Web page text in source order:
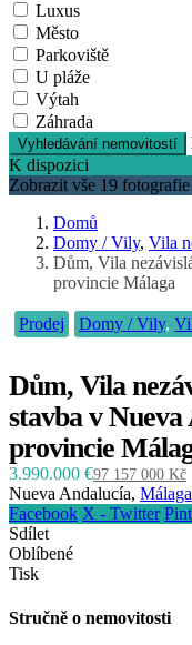
Luxus
Město
Parkoviště
U pláže
Výtah
Záhrada
Vyhledávání nemovitostí
K dispozici
Zobrazit vše 19 fotografie
Domů
Domy / Vily,Vila
Dům, Vila
provincie Málaga
Prodej Domy / Vily,
Dům, Vila
stavba v
provincie
3.990.000 €97 157 000 Kč
Nueva Andalucía,Málaga
Facebook X - Twitter
Sdílet
Oblíbené
Tisk
Stručně o nemovitosti